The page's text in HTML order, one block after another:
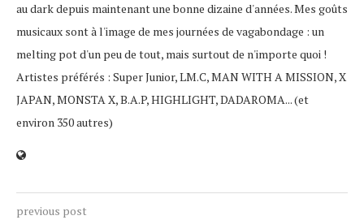
au dark depuis maintenant une bonne dizaine d'années. Mes goûts
musicaux sont à l'image de mes journées de vagabondage : un
melting pot d'un peu de tout, mais surtout de n'importe quoi !
Artistes préférés : Super Junior, LM.C, MAN WITH A MISSION, X
JAPAN, MONSTA X, B.A.P, HIGHLIGHT, DADAROMA... (et
environ 350 autres)
previous post